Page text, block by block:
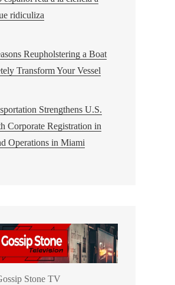
ridiculiza
Reupholstering a Boat
Transform Your Vessel
Strengthens U.S.
Corporate Registration in
Operations in Miami
Stone TV